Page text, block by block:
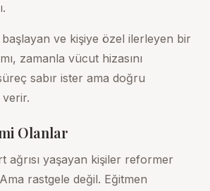
başlayan ve kişiye özel ilerleyen bir
zamanla vücut hizasını
sabır ister ama doğru
Olanlar
ağrısı yaşayan kişiler reformer
rastgele değil. Eğitmen